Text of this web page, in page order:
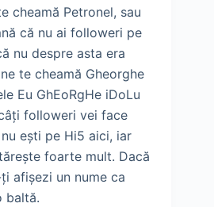
cheamă Petronel, sau
că nu ai followeri pe
nu despre asta era
te cheamă Gheorghe
Eu GhEoRgHe iDoLu
followeri vei face
eşti pe Hi5 aici, iar
foarte mult. Dacă
afişezi un nume ca
baltă.